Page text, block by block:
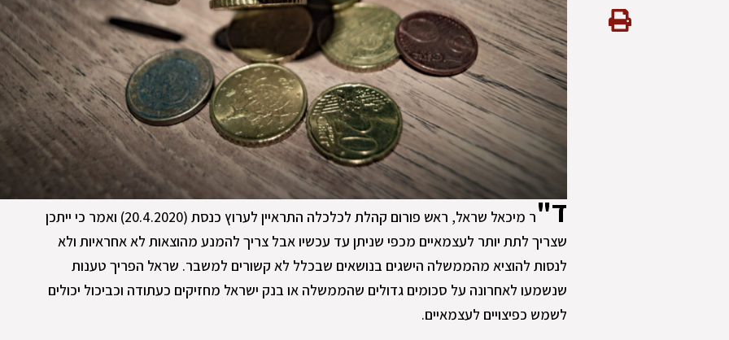
ד"
ר מיכאל שראל, ראש פורום קהלת לכלכלה התראיין לערוץ כנסת (20.4.2020) ואמר כי ייתכן
שצריך לתת יותר לעצמאיים מכפי שניתן עד עכשיו אבל צריך להמנע מהוצאות לא אחראיות ולא
לנסות להוציא מהממשלה הישגים בנושאים שבכלל לא קשורים למשבר. שראל הפריך טענות
שנשמעו לאחרונה על סכומים גדולים שהממשלה או בנק ישראל מחזיקים כעתודה וכביכול יכולים
לשמש כפיצויים לעצמאיים.